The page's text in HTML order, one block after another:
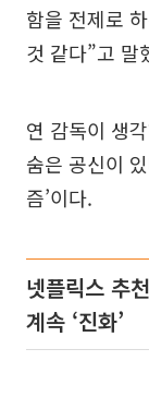
함을 전제로
것 같다”고 말
연 감독이 생
숨은 공신이
즘’이다.
넷플릭스 추
계속 ‘진화’